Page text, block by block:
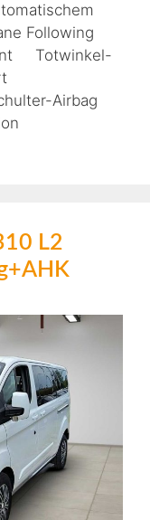
Following
Totwinkel-
Airbag
L2